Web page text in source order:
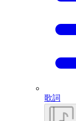
歌詞